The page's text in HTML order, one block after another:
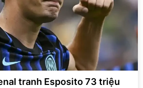
tranh Esposito 73 triệu